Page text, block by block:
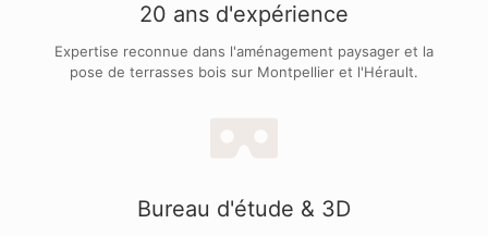
20 ans d'expérience
Expertise reconnue dans l'aménagement paysager et la
pose de terrasses bois sur Montpellier et l'Hérault.
Bureau d'étude & 3D